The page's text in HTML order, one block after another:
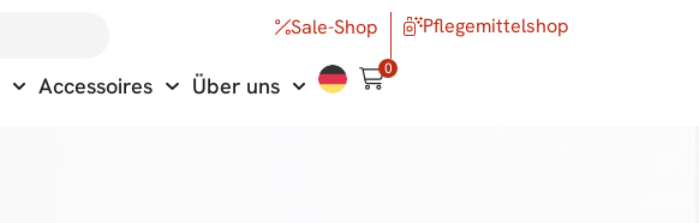
Sale-Shop Pflegemittelshop
Accessoires Über uns
0